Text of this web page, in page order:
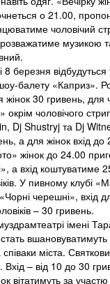
о 21.00,
чоловічий
музикою
8 березня
балету «Каприз».
30 гривень, для
окрім чоловічого
Dj Shustryj та Dj
а для жінок вхід до
жінок до 24.00
а вхід коштуватиме
У пивному клубі
черешні», вхід
– 30 гривень.
імені
вшановуватимуть
міста.
– від 10 до 30
вітатимуть за участю